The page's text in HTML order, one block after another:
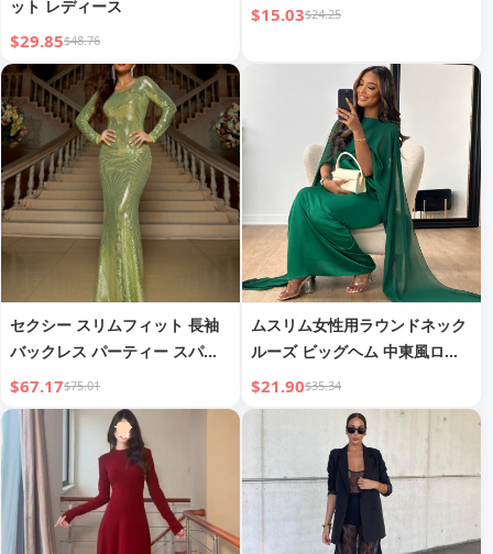
ット レディース
$29.85$48.76
$15.03$24.25
セクシー スリムフィット 長袖
バックレス パーティー スパン
コール イブニング ガウン
$67.17$75.01
ムスリム女性用ラウンドネック
ルーズ ビッグヘム 中東風ロン
グローブ シフォン ドレス ヨー
ロピアン＆アメリカン レディー
$21.90$35.34